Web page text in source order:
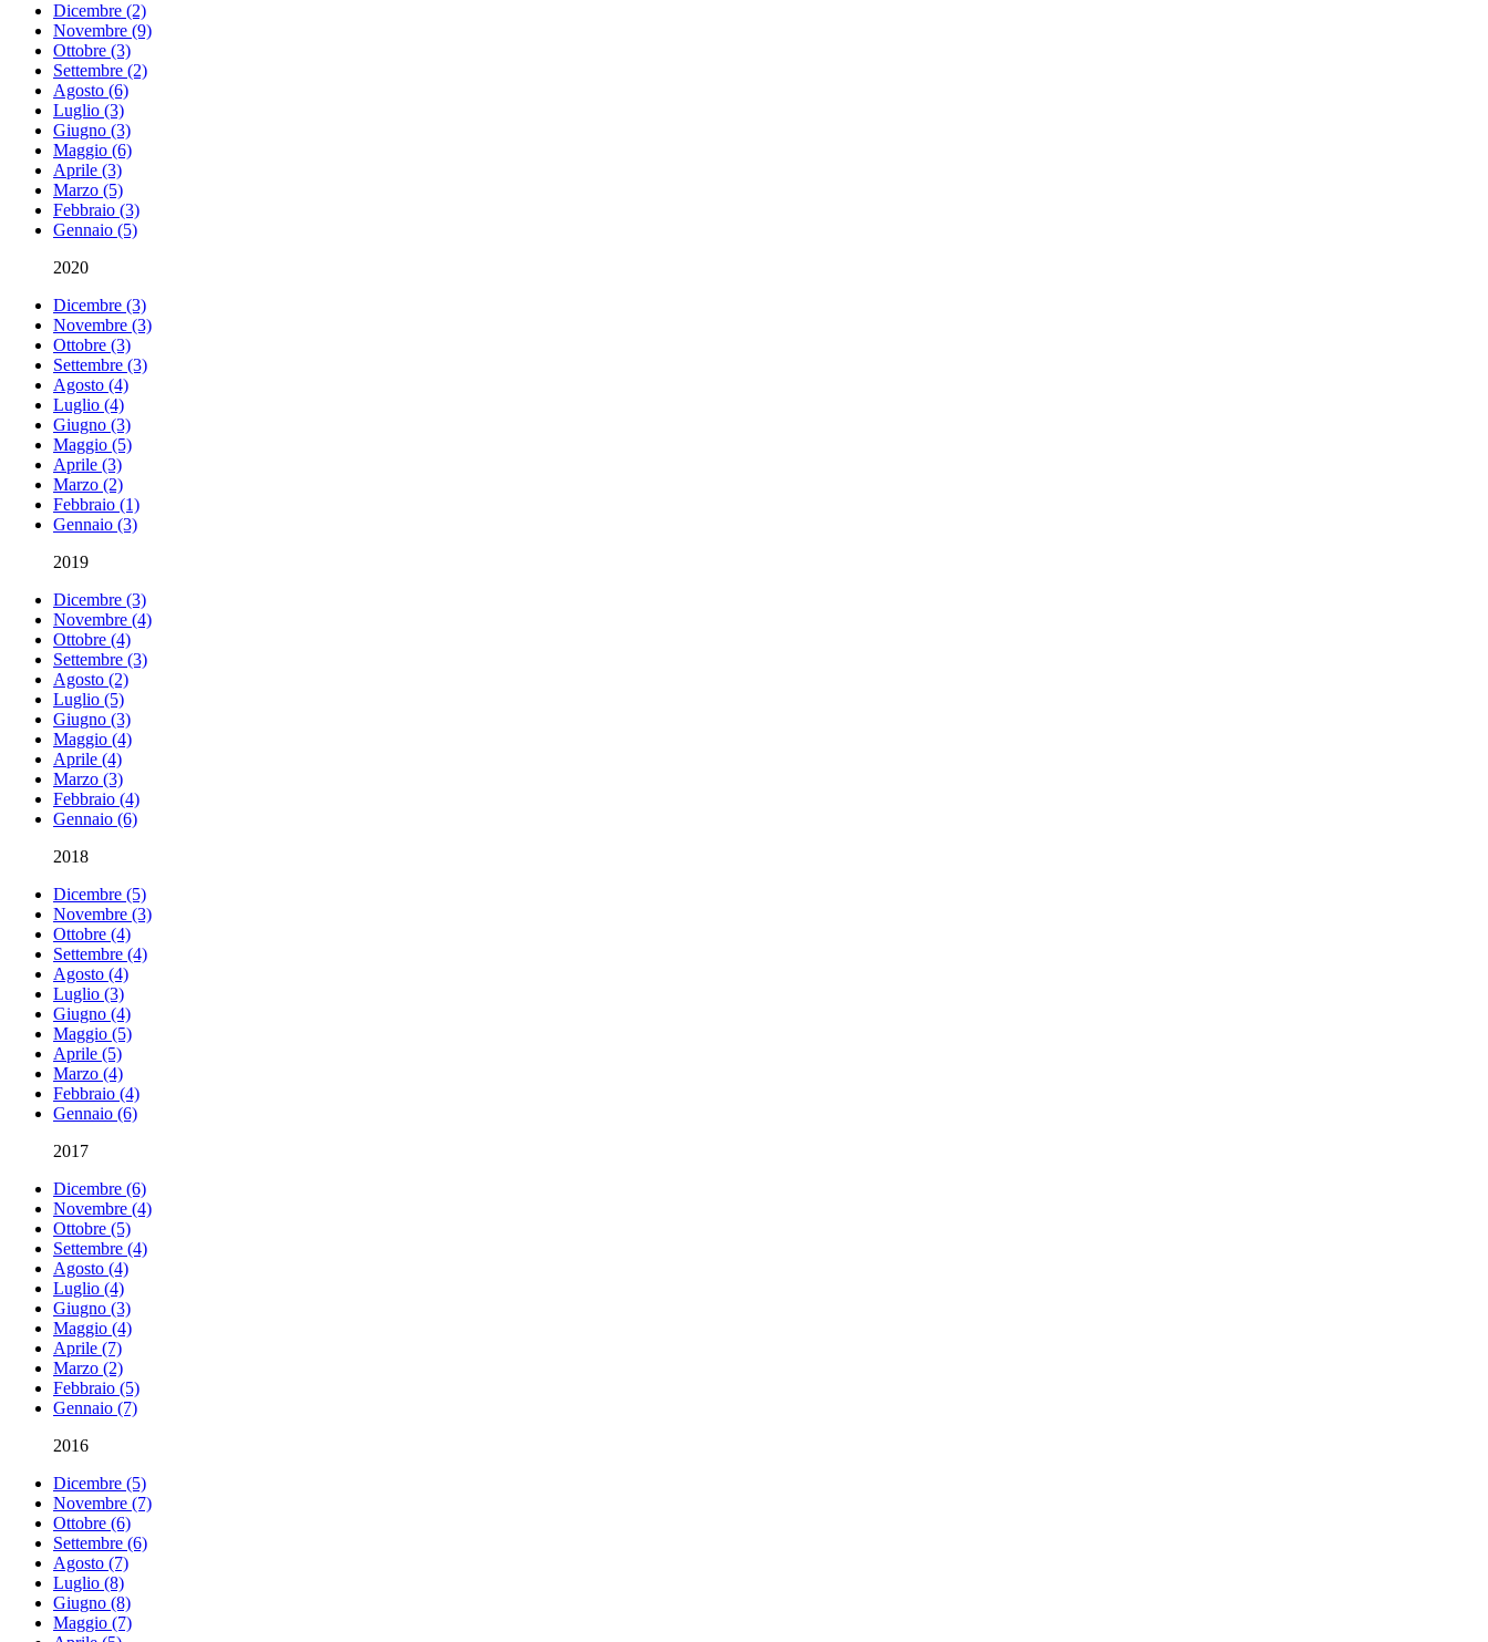
Dicembre (2)
Novembre (9)
Ottobre (3)
Settembre (2)
Agosto (6)
Luglio (3)
Giugno (3)
Maggio (6)
Aprile (3)
Marzo (5)
Febbraio (3)
Gennaio (5)
2020
Dicembre (3)
Novembre (3)
Ottobre (3)
Settembre (3)
Agosto (4)
Luglio (4)
Giugno (3)
Maggio (5)
Aprile (3)
Marzo (2)
Febbraio (1)
Gennaio (3)
2019
Dicembre (3)
Novembre (4)
Ottobre (4)
Settembre (3)
Agosto (2)
Luglio (5)
Giugno (3)
Maggio (4)
Aprile (4)
Marzo (3)
Febbraio (4)
Gennaio (6)
2018
Dicembre (5)
Novembre (3)
Ottobre (4)
Settembre (4)
Agosto (4)
Luglio (3)
Giugno (4)
Maggio (5)
Aprile (5)
Marzo (4)
Febbraio (4)
Gennaio (6)
2017
Dicembre (6)
Novembre (4)
Ottobre (5)
Settembre (4)
Agosto (4)
Luglio (4)
Giugno (3)
Maggio (4)
Aprile (7)
Marzo (2)
Febbraio (5)
Gennaio (7)
2016
Dicembre (5)
Novembre (7)
Ottobre (6)
Settembre (6)
Agosto (7)
Luglio (8)
Giugno (8)
Maggio (7)